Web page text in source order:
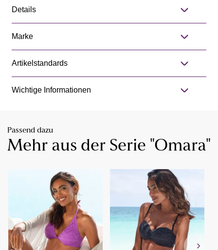
Details
Marke
Artikelstandards
Wichtige Informationen
Passend dazu
Mehr aus der Serie "Omara"